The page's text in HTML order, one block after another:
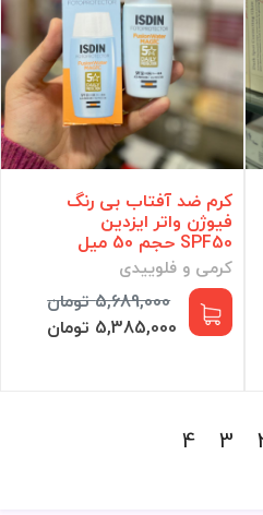
کرم ضد آفتاب بی رنگ
فیوژن واتر ایزدین
SPF50 حجم 50 میل
کرمی و فلوییدی
5,689,000 تومان
5,385,000 تومان
3
4